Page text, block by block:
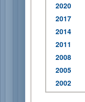
2020
2017
2014
2011
2008
2005
2002